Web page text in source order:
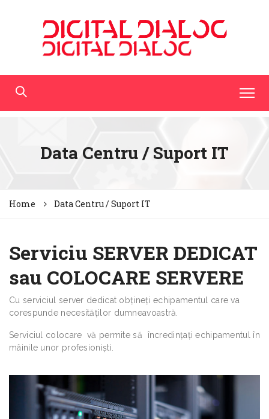
Data Centru / Suport IT
Home Data Centru / Suport IT
Serviciu SERVER DEDICAT
sau COLOCARE SERVERE
Cu serviciul server dedicat obţineţi echipamentul care va
corespunde necesităţilor dumneavoastră.
Serviciul colocare vă permite să încredinţaţi echipamentul în
mâinile unor profesionişti.